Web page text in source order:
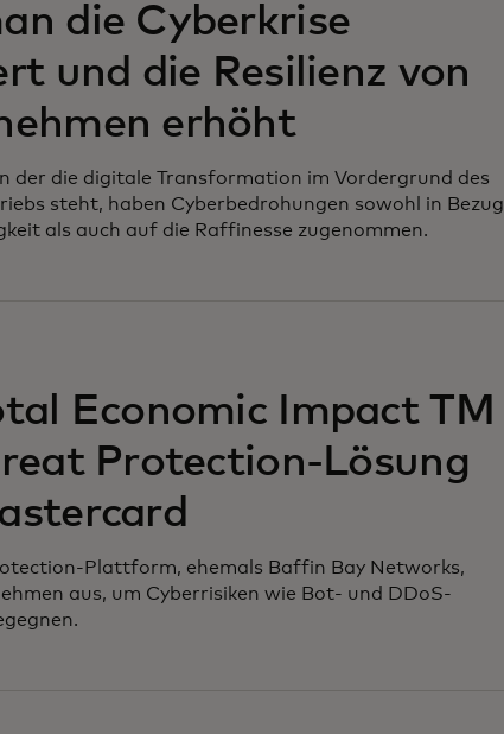
die Cyberkrise
und die Resilienz von
erhöht
der die digitale Transformation im Vordergrund des
steht, haben Cyberbedrohungen sowohl in Bezug
als auch auf die Raffinesse zugenommen.
Economic Impact TM
Protection-Lösung
Plattform, ehemals Baffin Bay Networks,
aus, um Cyberrisiken wie Bot- und DDoS-